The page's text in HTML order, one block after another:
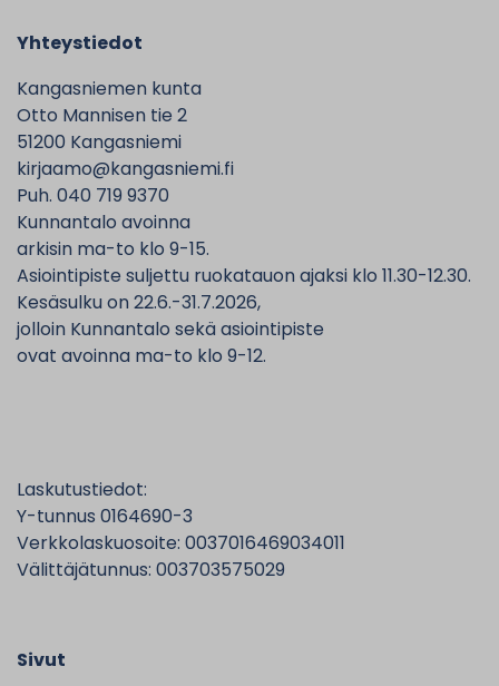
Yhteystiedot
Kangasniemen kunta
Otto Mannisen tie 2
51200 Kangasniemi
kirjaamo@kangasniemi.fi
Puh. 040 719 9370
Kunnantalo avoinna
arkisin ma-to klo 9-15.
Asiointipiste suljettu ruokatauon ajaksi klo 11.30-12.30.
Kesäsulku on 22.6.-31.7.2026,
jolloin Kunnantalo sekä asiointipiste
ovat avoinna ma-to klo 9-12.
Laskutustiedot:
Y-tunnus 0164690-3
Verkkolaskuosoite: 0037016469034011
Välittäjätunnus: 003703575029
Sivut